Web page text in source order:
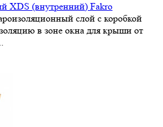
XDS (внутренний) Fakro
слой с коробкой
в зоне окна для крыши от